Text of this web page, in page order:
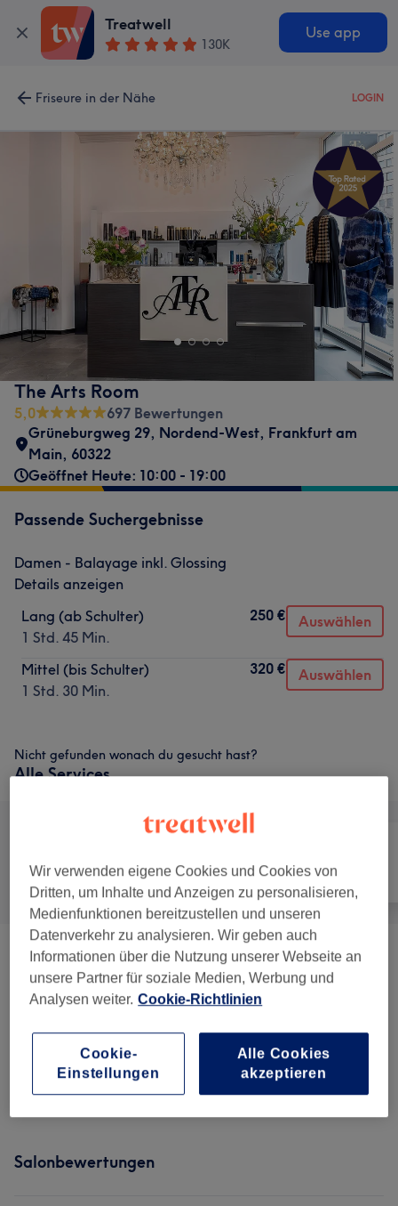
Treatwell
130K
Use app
Friseure in der Nähe LOGIN
The Arts Room
5,0
697 Bewertungen
Grüneburgweg 29, Nordend-West, Frankfurt am
Main, 60322
Geöffnet Heute: 10:00 - 19:00
Passende Suchergebnisse
Damen - Balayage inkl. Glossing
Details anzeigen
Lang (ab Schulter)
1 Std. 45 Min.
250 € Auswählen
Mittel (bis Schulter)
1 Std. 30 Min.
320 € Auswählen
Nicht gefunden wonach du gesucht hast?
Alle Services
Alle Friseur
Specials (4) ab 50 €
Damen - Haarschnitte & Stylings (3)
Coloration Inkl. Pflege ab 50 €
Herren - Haarschnitte & Stylings (2)
Salonbewertungen
Wir verwenden eigene Cookies und Cookies von
Dritten, um Inhalte und Anzeigen zu personalisieren,
Medienfunktionen bereitzustellen und unseren
Datenverkehr zu analysieren. Wir geben auch
Informationen über die Nutzung unserer Webseite an
unsere Partner für soziale Medien, Werbung und
Analysen weiter. Cookie-Richtlinien
Cookie-
Einstellungen
Alle Cookies
akzeptieren